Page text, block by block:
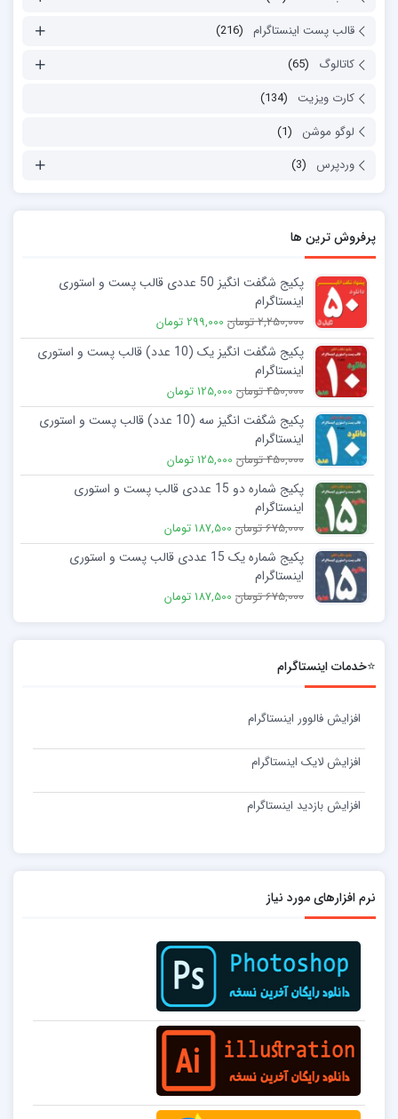
قالب پست اینستاگرام (216)
کاتالوگ
(65)
کارت ویزیت
(134)
لوگو موشن
(1)
وردپرس
(3)
پرفروش ترین ها
پکیج شگفت انگیز 50 عددی قالب پست و استوری
اینستاگرام
2,250,000 تومان 299,000 تومان
پکیج شگفت انگیز یک (10 عدد) قالب پست و استوری
اینستاگرام
450,000 تومان 125,000 تومان
پکیج شگفت انگیز سه (10 عدد) قالب پست و استوری
اینستاگرام
450,000 تومان 125,000 تومان
پکیج شماره دو 15 عددی قالب پست و استوری
اینستاگرام
675,000 تومان 187,500 تومان
پکیج شماره یک 15 عددی قالب پست و استوری
اینستاگرام
675,000 تومان 187,500 تومان
⭐خدمات اینستاگرام
افزایش فالوور اینستاگرام
افزایش لایک اینستاگرام
افزایش بازدید اینستاگرام
نرم افزارهای مورد نیاز